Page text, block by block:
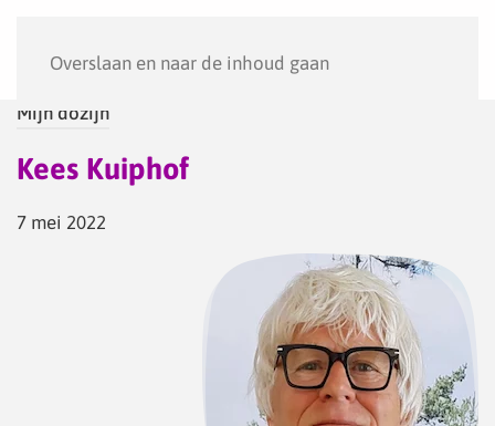
Overslaan en naar de inhoud gaan
Mijn dozijn
Kees Kuiphof
7 mei 2022